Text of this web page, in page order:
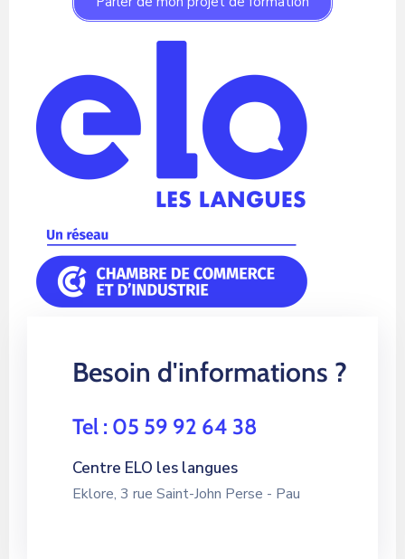
Besoin d'informations ?
Tel : 05 59 92 64 38
Centre ELO les langues
Eklore, 3 rue Saint-John Perse - Pau